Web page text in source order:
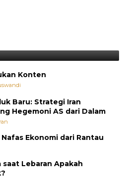
tetapi Jepang Selalu
Konten
Baru: Strategi Iran
Hegemoni AS dari Dalam
Ekonomi dari Rantau
saat Lebaran Apakah